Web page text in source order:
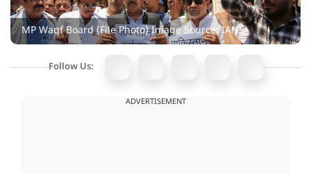
MP Waqf Board (File Photo) Image Source: IANS
Follow Us:
ADVERTISEMENT